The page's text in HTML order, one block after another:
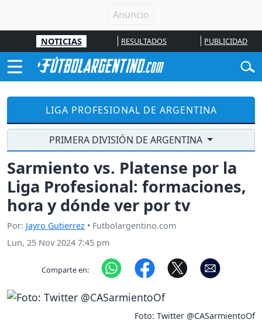
NOTICIAS RESULTADOS PUBLICIDAD
LIGA PROFESIONAL DE ARGENTINA
PRIMERA DIVISIÓN DE ARGENTINA
Sarmiento vs. Platense por la
Liga Profesional: formaciones,
hora y dónde ver por tv
Por: Jayro Gutierrez • Futbolargentino.com
Lun, 25 Nov 2024 7:45 pm
Comparte en:
Foto: Twitter @CASarmientoOf